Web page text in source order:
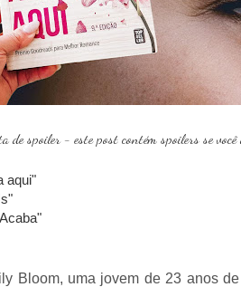
de spoiler - este post contém spoilers se
aqui"
Bloom, uma jovem de 23 anos